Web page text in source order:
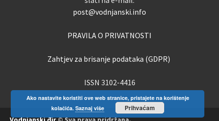
post@vodnjanski.info
PRAVILA O PRIVATNOSTI
Zahtjev za brisanje podataka (GDPR)
ISSN 3102-4416
Ako nastavite koristiti ove web stranice, pristajete na korištenje
kolačića. Saznaj više Prihvaćam